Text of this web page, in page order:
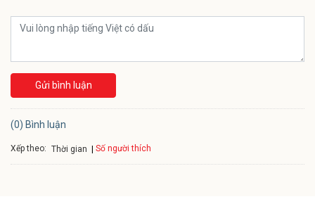
Gửi bình luận
(0) Bình luận
Xếp theo: Thời gian Số người thích